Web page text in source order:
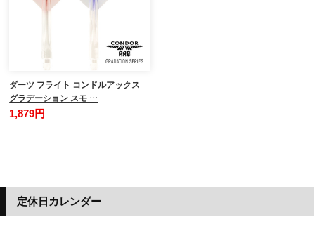
ダーツ フライト コンドルアックス
グラデーション スモ …
1,879円
定休日カレンダー